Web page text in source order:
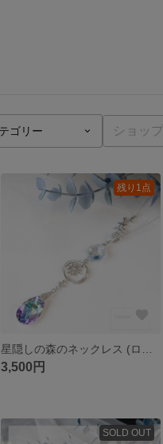
残り1点
3,500円
SOLD OUT